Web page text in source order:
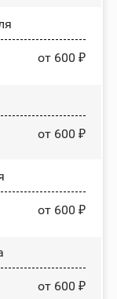
от 600 ₽
от 600 ₽
от 600 ₽
от 600 ₽